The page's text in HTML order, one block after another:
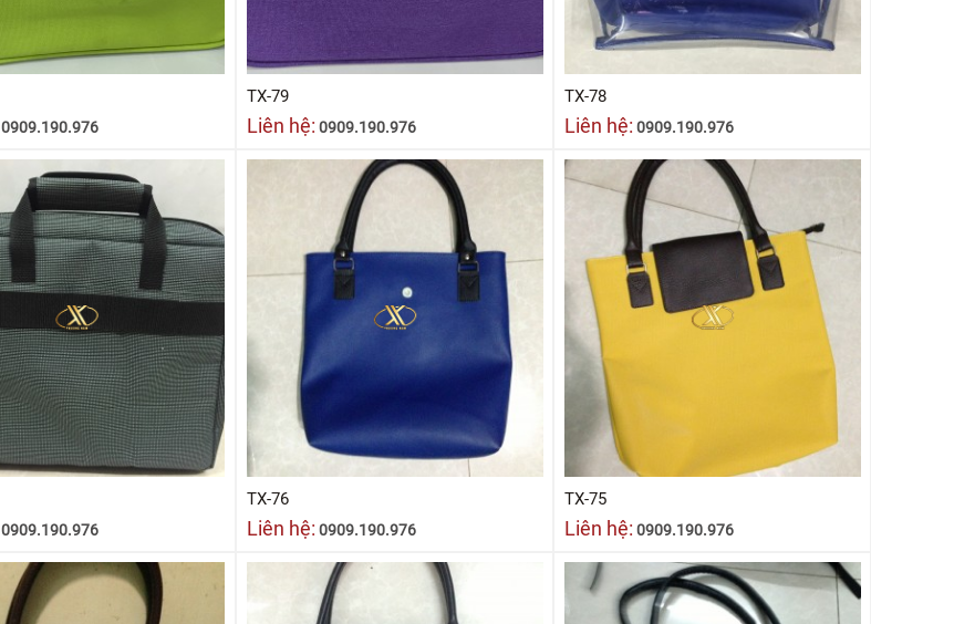
0909.190.976
TX-79
Liên hệ: 0909.190.976
TX-78
Liên hệ: 0909.190.976
0909.190.976
TX-76
Liên hệ: 0909.190.976
TX-75
Liên hệ: 0909.190.976